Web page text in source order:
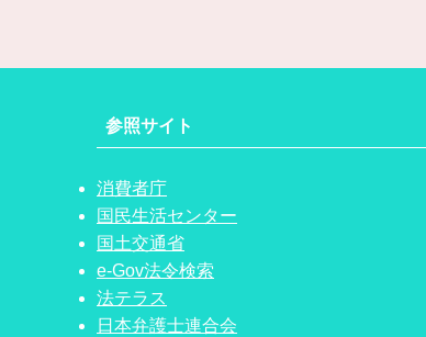
参照サイト
消費者庁
国民生活センター
国土交通省
e-Gov法令検索
法テラス
日本弁護士連合会